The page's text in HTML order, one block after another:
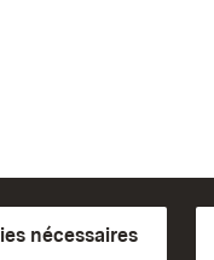
nécessaires